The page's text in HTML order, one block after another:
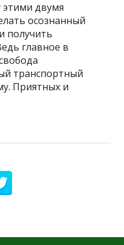
двумя
осознанный
получить
главное в
транспортный
Приятных и